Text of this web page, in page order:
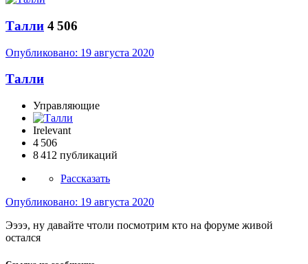
­Талли 4 506
Опубликовано: 19 августа 2020
­Талли
Управляющие
Irelevant
4 506
8 412 публикаций
Рассказать
Опубликовано: 19 августа 2020
Ээээ, ну давайте чтоли посмотрим кто на форуме живой
остался